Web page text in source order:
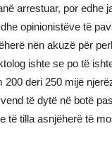
arrestuar, por edhe
opinionistëve të
nën akuzë për
ishte se po të
200 deri 250 mijë
të dytë në botë
të tilla asnjëherë të